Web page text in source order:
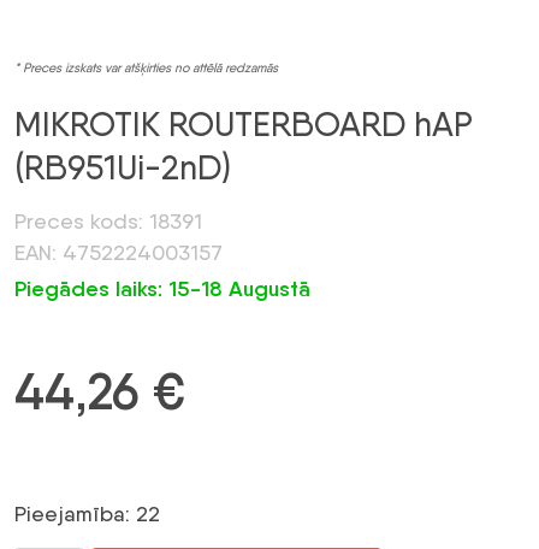
* Preces izskats var atšķirties no attēlā redzamās
MIKROTIK ROUTERBOARD hAP
(RB951Ui-2nD)
Preces kods: 18391
EAN: 4752224003157
Piegādes laiks: 15-18 Augustā
44,26 €
Pieejamība: 22